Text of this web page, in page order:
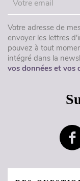
Votre adresse de
envoyer les lettres
pouvez à tout
intégré dans la
vos données et vos